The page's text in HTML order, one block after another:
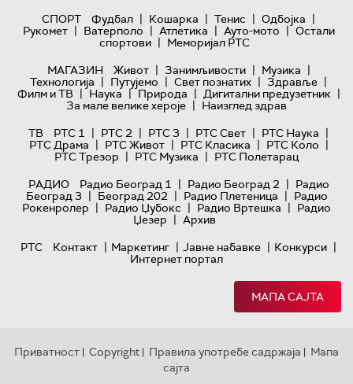
СПОРТ
Фудбал | Кошарка | Тенис | Одбојка |
Рукомет | Ватерполо | Атлетика | Ауто-мото | Остали
спортови | Меморијал РТС
МАГАЗИН
Живот | Занимљивости | Музика |
Технологијa | Путујемо | Свет познатих | Здравље |
Филм и ТВ | Наука | Природа | Дигитални предузетник |
За мале велике хероје | Наизглед здрав
ТВ
РТС 1 | РТС 2 | РТС 3 | РТС Свет | РТС Наука |
РТС Драма | РТС Живот | РТС Класика | РТС Коло |
РТС Трезор | РТС Музика | РТС Полетарац
РАДИО
Радио Београд 1 | Радио Београд 2 | Радио
Београд 3 | Београд 202 | Радио Плетеница | Радио
Рокенролер | Радио Џубокс | Радио Вртешка | Радио
Џезер | Архив
РТС
Контакт | Маркетинг | Јавне набавке | Конкурси |
Интернет портал
МАПА САЈТА
Приватност | Copyright | Правила употребе садржаја | Мапа
сајта